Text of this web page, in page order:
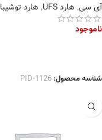
آی سی, هارد UFS , هارد توشیبا
ناموجود
شناسه محصول: PID-1126